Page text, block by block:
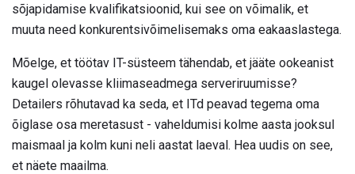
sõjapidamise kvalifikatsioonid, kui see on võimalik, et
muuta need konkurentsivõimelisemaks oma eakaaslastega.
Mõelge, et töötav IT-süsteem tähendab, et jääte ookeanist
kaugel olevasse kliimaseadmega serveriruumisse?
Detailers rõhutavad ka seda, et ITd peavad tegema oma
õiglase osa meretasust - vaheldumisi kolme aasta jooksul
maismaal ja kolm kuni neli aastat laeval. Hea uudis on see,
et näete maailma.